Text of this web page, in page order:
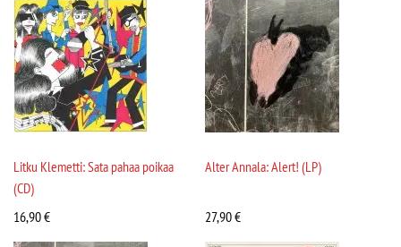
Litku Klemetti: Sata pahaa poikaa
(CD)
16,90€
Alter Annala: Alert! (LP)
27,90€